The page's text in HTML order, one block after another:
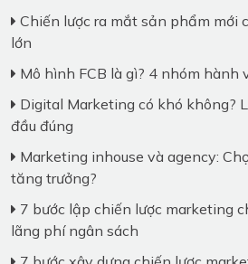
Chiến lược ra mắt sản phẩm mới
lớn
Mô hình FCB là gì? 4 nhóm hành
Digital Marketing có khó không?
đầu đúng
Marketing inhouse và agency:
tăng trưởng?
7 bước lập chiến lược marketing
lãng phí ngân sách